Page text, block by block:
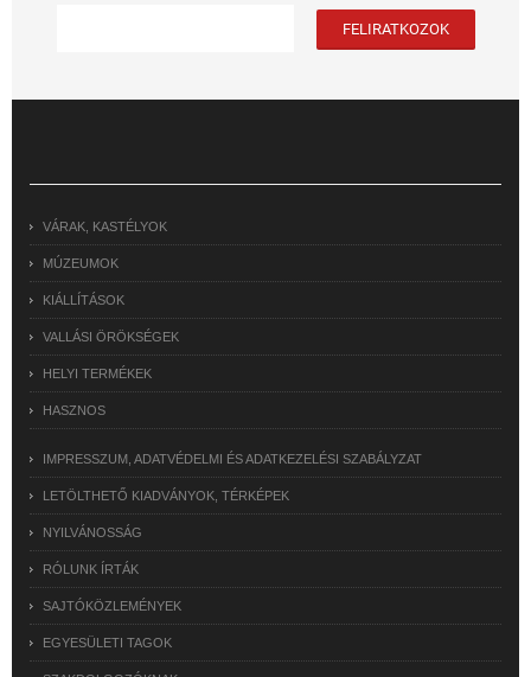
VÁRAK, KASTÉLYOK
MÚZEUMOK
KIÁLLÍTÁSOK
VALLÁSI ÖRÖKSÉGEK
HELYI TERMÉKEK
HASZNOS
IMPRESSZUM, ADATVÉDELMI ÉS ADATKEZELÉSI SZABÁLYZAT
LETÖLTHETŐ KIADVÁNYOK, TÉRKÉPEK
NYILVÁNOSSÁG
RÓLUNK ÍRTÁK
SAJTÓKÖZLEMÉNYEK
EGYESÜLETI TAGOK